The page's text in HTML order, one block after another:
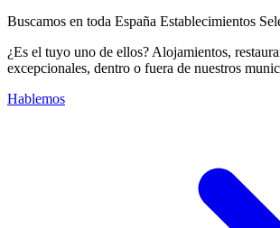
Buscamos en toda España Establecimientos
¿Es el tuyo uno de ellos? Alojamientos,
excepcionales, dentro o fuera de nuestros
Hablemos